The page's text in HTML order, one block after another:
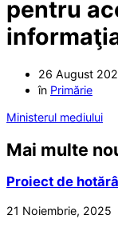
pentru
26 August
în Primărie
Ministerul mediului
Mai multe
Proiect de
21 Noiembrie, 2025